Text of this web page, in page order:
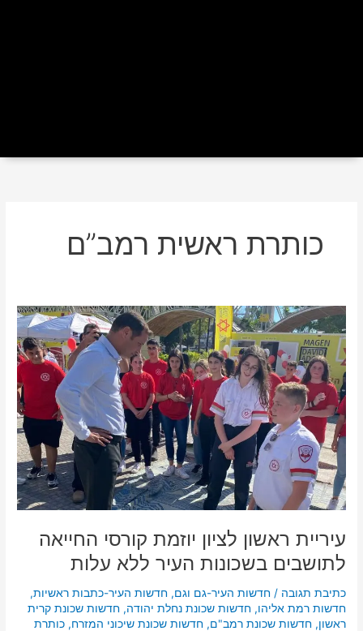
כותרת ראשית רמב”ם
עיריית ראשון לציון יוזמת קורסי החייאה
לתושבים בשכונות העיר ללא עלות
כתיבת תגובה /חדשות העיר-גם וגם,חדשות העיר-כתבות ראשיות,
חדשות רמת אליהו,חדשות שכונת נחלת יהודה,חדשות שכונת קרית
ראשון,חדשות שכונת רמב"ם,חדשות שכונת שיכוני המזרח,כותרת
עיריית
ראשון
לציון
יוזמת
קורסי
החייאה
לתושבים
בשכונות
העיר
ללא
עלות